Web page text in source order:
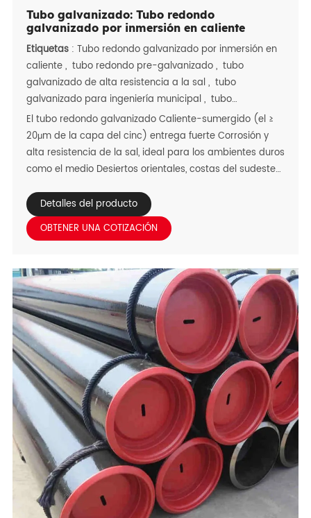
Tubo galvanizado: Tubo redondo
galvanizado por inmersión en caliente
Etiquetas: Tubo redondo galvanizado por inmersión en
caliente, tubo redondo pre-galvanizado, tubo
galvanizado de alta resistencia a la sal, tubo
galvanizado para ingeniería municipal, tubo
galvanizado de riego que ahorra agua
El tubo redondo galvanizado Caliente-sumergido (el ≥
20μm de la capa del cinc) entrega fuerte Corrosión y
alta resistencia de la sal, ideal para los ambientes duros
como el medio Desiertos orientales, costas del sudeste
para Ingeniería municipal, irrigación del agua-ahorro,
estructuras de acero, y Construcción naval-adecuado
para necesidades a largo plazo al aire libre o de
de zinc 10-50g/m²) ofrece protección básica contra la
corrosión, que sirve como Una opción rentable para
aplicaciones secas en interiores, a corto plazo o de
servicio ligero Tales como soportes de construcción
temporales, estanterías de almacenes interiores y
Fabricación mecánica a pequeña escala. Ambos son
tubería galvanizada obediente, Cumplir con los
estándares internacionales para un uso confiable en
todas las regiones objetivo.
Detalles del producto
OBTENER UNA COTIZACIÓN